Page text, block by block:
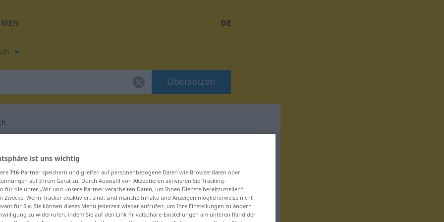
DE
Übersetzen
für "neckisch"
ist uns wichtig
716-Partner speichern und greifen auf personenbezogene Daten wie Browserdaten oder
auf Ihrem Gerät zu. Durch Auswahl von Akzeptieren aktivieren Sie Tracking-
für die unter „Wir und unsere Partner verarbeiten Daten, um Ihnen Dienste bereitzustellen“
Zwecke. Wenn Tracker deaktiviert sind, sind manche Inhalte und Anzeigen möglicherweise nicht
für Sie. Sie können dieses Menü jederzeit wieder aufrufen, um Ihre Einstellungen zu ändern
zu widerrufen, indem Sie auf den Link Privatsphäre-Einstellungen am unteren Rand der